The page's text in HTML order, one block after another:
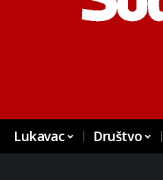
Lukavac Društvo